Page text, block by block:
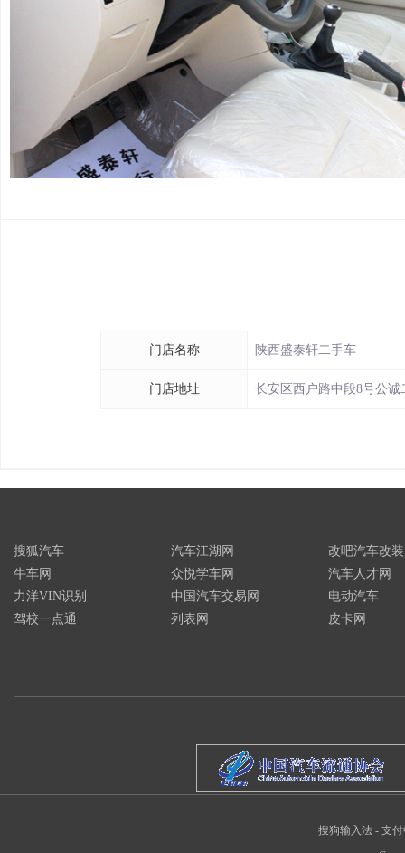
门店名称 陕西盛泰轩二手车
门店地址 长安区西户路中段8号公
搜狐汽车
牛车网
力洋VIN识别
驾校一点通
汽车江湖网
众悦学车网
中国汽车交易网
列表网
改吧汽车改
汽车人才网
电动汽车
皮卡网
搜狗输入法- 支